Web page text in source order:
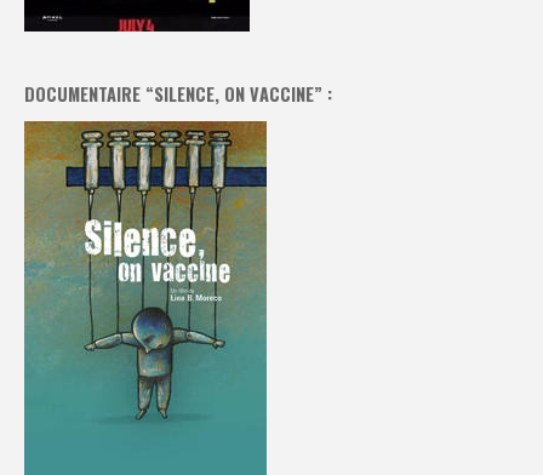
DOCUMENTAIRE “SILENCE, ON VACCINE” :